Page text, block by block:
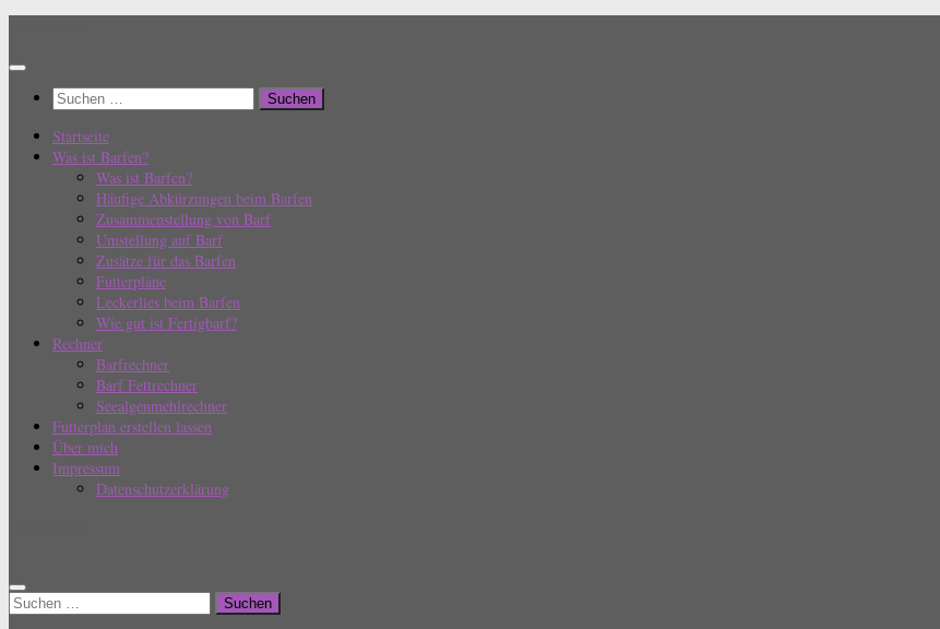
springen
Suchen
Startseite
Was ist Barfen?
Was ist Barfen?
Häufige Abkürzungen beim Barfen
Zusammenstellung von Barf
Umstellung auf Barf
Zusätze für das Barfen
Futterpläne
Leckerlies beim Barfen
Wie gut ist Fertigbarf?
Rechner
Barfrechner
Barf Fettrechner
Seealgenmehlrechner
Futterplan erstellen lassen
Über mich
Impressum
Datenschutzerklärung
Suchen